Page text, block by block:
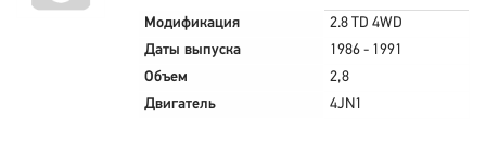
Модификация
2.8 TD 4WD
Даты выпуска
1986 - 1991
Объем
2,8
Двигатель
4JN1